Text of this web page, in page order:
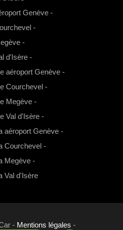
Genève -
-
-
d'Isère -
aéroport Genève -
Courchevel -
Megève -
Val d'Isère -
aéroport Genève -
Courchevel -
Megève -
Val d'Isère
- Mentions légales -